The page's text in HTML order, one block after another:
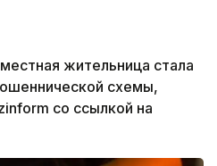
жительница стала
схемы,
со ссылкой на